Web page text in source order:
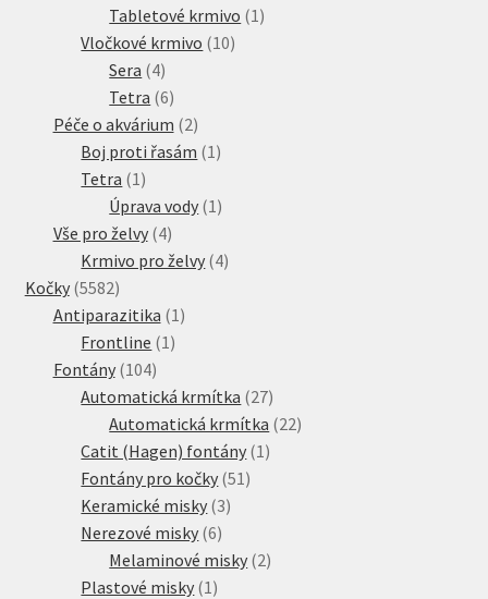
produkt
Tabletové krmivo 1 1
Vločkové krmivo 1010
Sera 44
produkty
Tetra 66
produktů
Péče o akvárium 22
produkty
Boj proti řasám 1 1
Tetra 1 1
produkt
Úprava vody 1 1
Vše pro želvy 44
produkty
Krmivo pro želvy 44
Kočky 55825582
produktů
Antiparazitika 1 1
Frontline 1 1
Fontány 104104
produktů
Automatická krmítka 2727
produktů
Automatická krmítka 2222
Catit (Hagen) fontány 1 1
Fontány pro kočky 51 51
Keramické misky 33
Nerezové misky 66
produktů
Melaminové misky 22
Plastové misky 1 1